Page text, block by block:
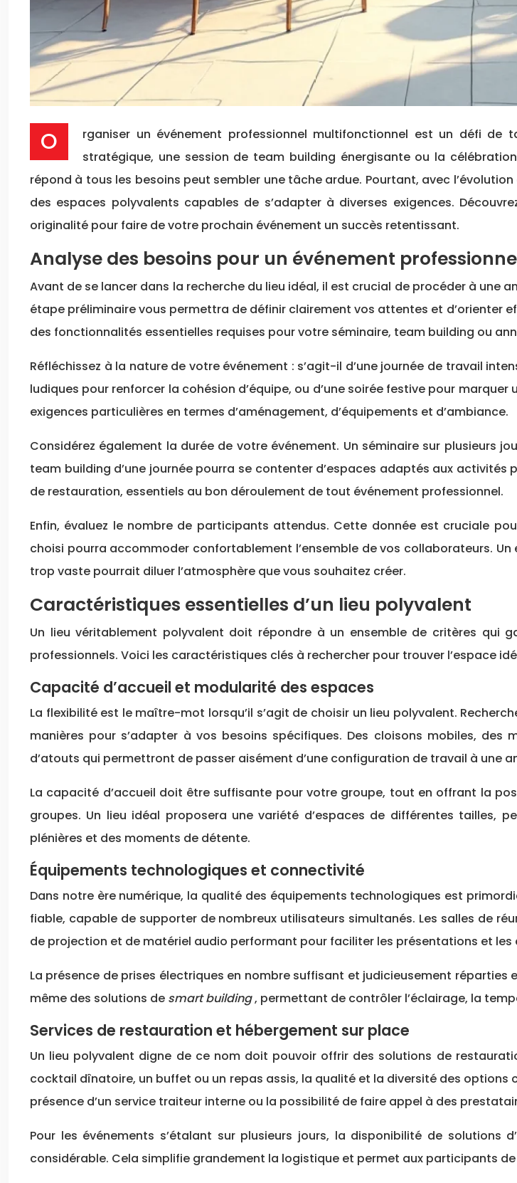
Organiser un événement professionnel multifonctionnel est un défi de taille pour les entreprises modernes. Que ce soit pour un séminaire
stratégique, une session de team building énergisante ou la
répond à tous les besoins peut sembler une tâche ardue. Pourtant, avec
des espaces polyvalents capables de s’adapter à diverses exigences.
originalité pour faire de votre prochain événement un succès retentissant.
Analyse des besoins pour un événement
Avant de se lancer dans la recherche du lieu idéal, il est crucial de procéder à
étape préliminaire vous permettra de définir clairement vos attentes et d’orienter
des fonctionnalités essentielles requises pour votre séminaire, team building ou
Réfléchissez à la nature de votre événement : s’agit-il d’une journée de travail
ludiques pour renforcer la cohésion d’équipe, ou d’une soirée festive pour
exigences particulières en termes d’aménagement, d’équipements et d’ambiance.
Considérez également la durée de votre événement. Un séminaire sur plusieurs
team building d’une journée pourra se contenter d’espaces adaptés aux
de restauration, essentiels au bon déroulement de tout événement professionnel.
Enfin, évaluez le nombre de participants attendus. Cette donnée est cruciale
choisi pourra accommoder confortablement l’ensemble de vos collaborateurs.
trop vaste pourrait diluer l’atmosphère que vous souhaitez créer.
Caractéristiques essentielles d’un lieu polyvalent
Un lieu véritablement polyvalent doit répondre à un ensemble de critères qui
professionnels. Voici les caractéristiques clés à rechercher pour trouver l’espace
Capacité d’accueil et modularité des espaces
La flexibilité est le maître-mot lorsqu’il s’agit de choisir un lieu polyvalent.
manières pour s’adapter à vos besoins spécifiques. Des cloisons mobiles,
d’atouts qui permettront de passer aisément d’une configuration de travail à une
La capacité d’accueil doit être suffisante pour votre groupe, tout en offrant la
groupes. Un lieu idéal proposera une variété d’espaces de différentes tailles,
plénières et des moments de détente.
Équipements technologiques et connectivité
Dans notre ère numérique, la qualité des équipements technologiques est
fiable, capable de supporter de nombreux utilisateurs simultanés. Les salles de
de projection et de matériel audio performant pour faciliter les présentations et les
La présence de prises électriques en nombre suffisant et judicieusement
même des solutions de smart building, permettant de contrôler l’éclairage, la
Services de restauration et hébergement sur place
Un lieu polyvalent digne de ce nom doit pouvoir offrir des solutions de
cocktail dînatoire, un buffet ou un repas assis, la qualité et la diversité des
présence d’un service traiteur interne ou la possibilité de faire appel à des
Pour les événements s’étalant sur plusieurs jours, la disponibilité de
considérable. Cela simplifie grandement la logistique et permet aux participants